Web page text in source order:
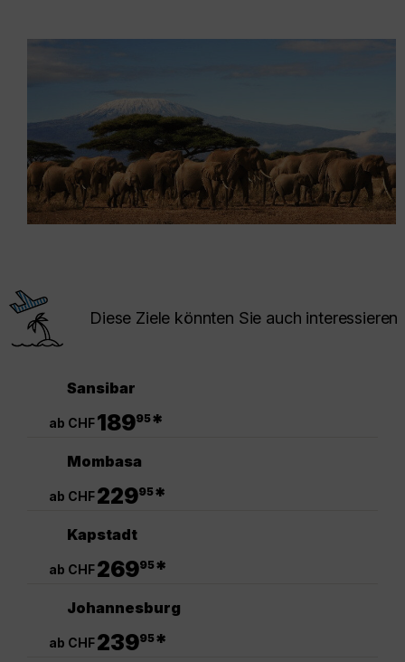
Diese Ziele könnten Sie auch interessieren
Sansibar
ab CHF18995*
Mombasa
ab CHF22995*
Kapstadt
ab CHF26995*
Johannesburg
ab CHF23995*